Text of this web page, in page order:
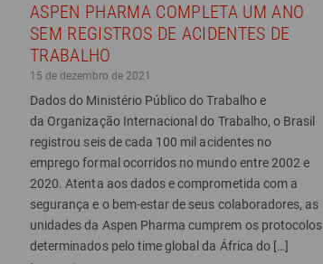
ASPEN PHARMA COMPLETA UM ANO
SEM REGISTROS DE ACIDENTES DE
TRABALHO
15 de dezembro de 2021
Dados do Ministério Público do Trabalho e
da Organização Internacional do Trabalho, o Brasil
registrou seis de cada 100 mil acidentes no
emprego formal ocorridos no mundo entre 2002 e
2020. Atenta aos dados e comprometida com a
segurança e o bem-estar de seus colaboradores, as
unidades da Aspen Pharma cumprem os protocolos
determinados pelo time global da África do […]